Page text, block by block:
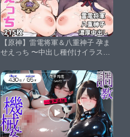
【原神】雷電将軍＆八重神子 孕ま
せえっち 〜中出し種付けイラスト